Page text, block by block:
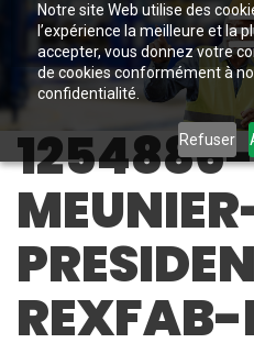
Notre site Web utilise des
l’expérience la meilleure et la
accepter, vous donnez votre
de cookies conformément à
confidentialité.
Refuser